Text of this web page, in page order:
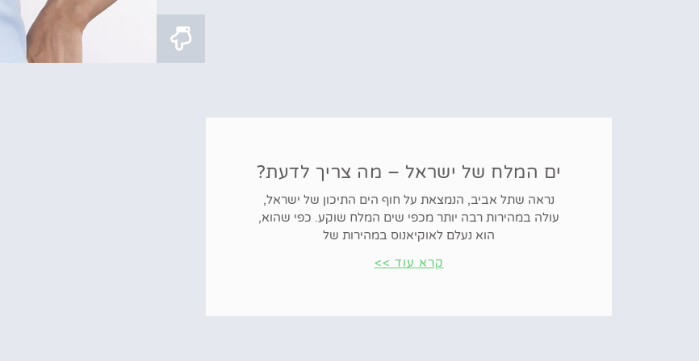
ים המלח של ישראל – מה צריך לדעת?
נראה שתל אביב, הנמצאת על חוף הים התיכון של ישראל,
עולה במהירות רבה יותר מכפי שים המלח שוקע. כפי שהוא,
הוא נעלם לאוקיאנוס במהירות של
קרא עוד >>